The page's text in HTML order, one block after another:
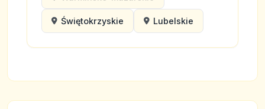
Świętokrzyskie Lubelskie